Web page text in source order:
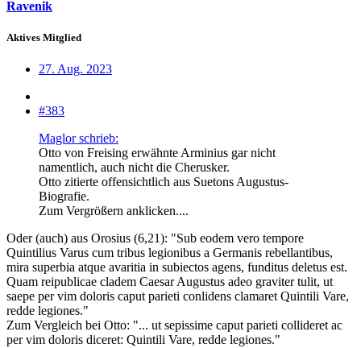
Ravenik
Aktives Mitglied
27. Aug. 2023
#383
Maglor schrieb:
Otto von Freising erwähnte Arminius gar nicht
namentlich, auch nicht die Cherusker.
Otto zitierte offensichtlich aus Suetons Augustus-
Biografie.
Zum Vergrößern anklicken....
Oder (auch) aus Orosius (6,21): "Sub eodem vero tempore
Quintilius Varus cum tribus legionibus a Germanis rebellantibus,
mira superbia atque avaritia in subiectos agens, funditus deletus est.
Quam reipublicae cladem Caesar Augustus adeo graviter tulit, ut
saepe per vim doloris caput parieti conlidens clamaret Quintili Vare,
redde legiones."
Zum Vergleich bei Otto: "... ut sepissime caput parieti collideret ac
per vim doloris diceret: Quintili Vare, redde legiones."